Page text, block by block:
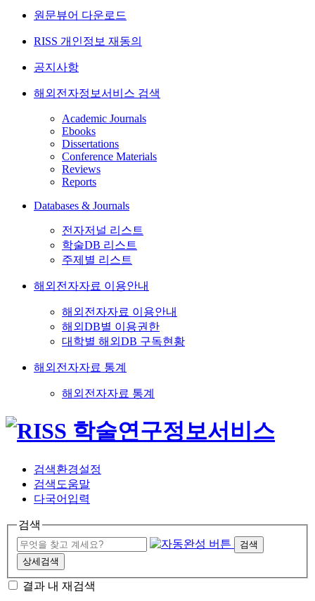
원문뷰어 다운로드
RISS 개인정보 재동의
공지사항
해외전자정보서비스 검색
Academic Journals
Ebooks
Dissertations
Conference Materials
Reviews
Reports
Databases & Journals
전자저널 리스트
학술DB 리스트
주제별 리스트
해외전자자료 이용안내
해외전자자료 이용안내
해외DB별 이용권한
대학별 해외DB 구독현황
해외전자자료 통계
해외전자자료 통계
검색환경설정
검색도움말
다국어입력
검색
검색
상세검색
결과 내 재검색